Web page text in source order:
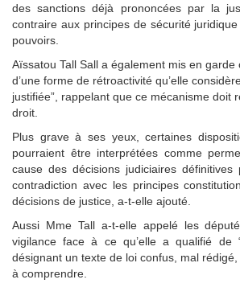
des sanctions déjà prononcées par la
contraire aux principes de sécurité
pouvoirs.
Aïssatou Tall Sall a également mis en garde
d’une forme de rétroactivité qu’elle
justifiée”, rappelant que ce mécanisme doit
droit.
Plus grave à ses yeux, certaines
pourraient être interprétées comme
cause des décisions judiciaires
contradiction avec les principes
décisions de justice, a-t-elle ajouté.
Aussi Mme Tall a-t-elle appelé les
vigilance face à ce qu’elle a qualifié de
désignant un texte de loi confus, mal
à comprendre.